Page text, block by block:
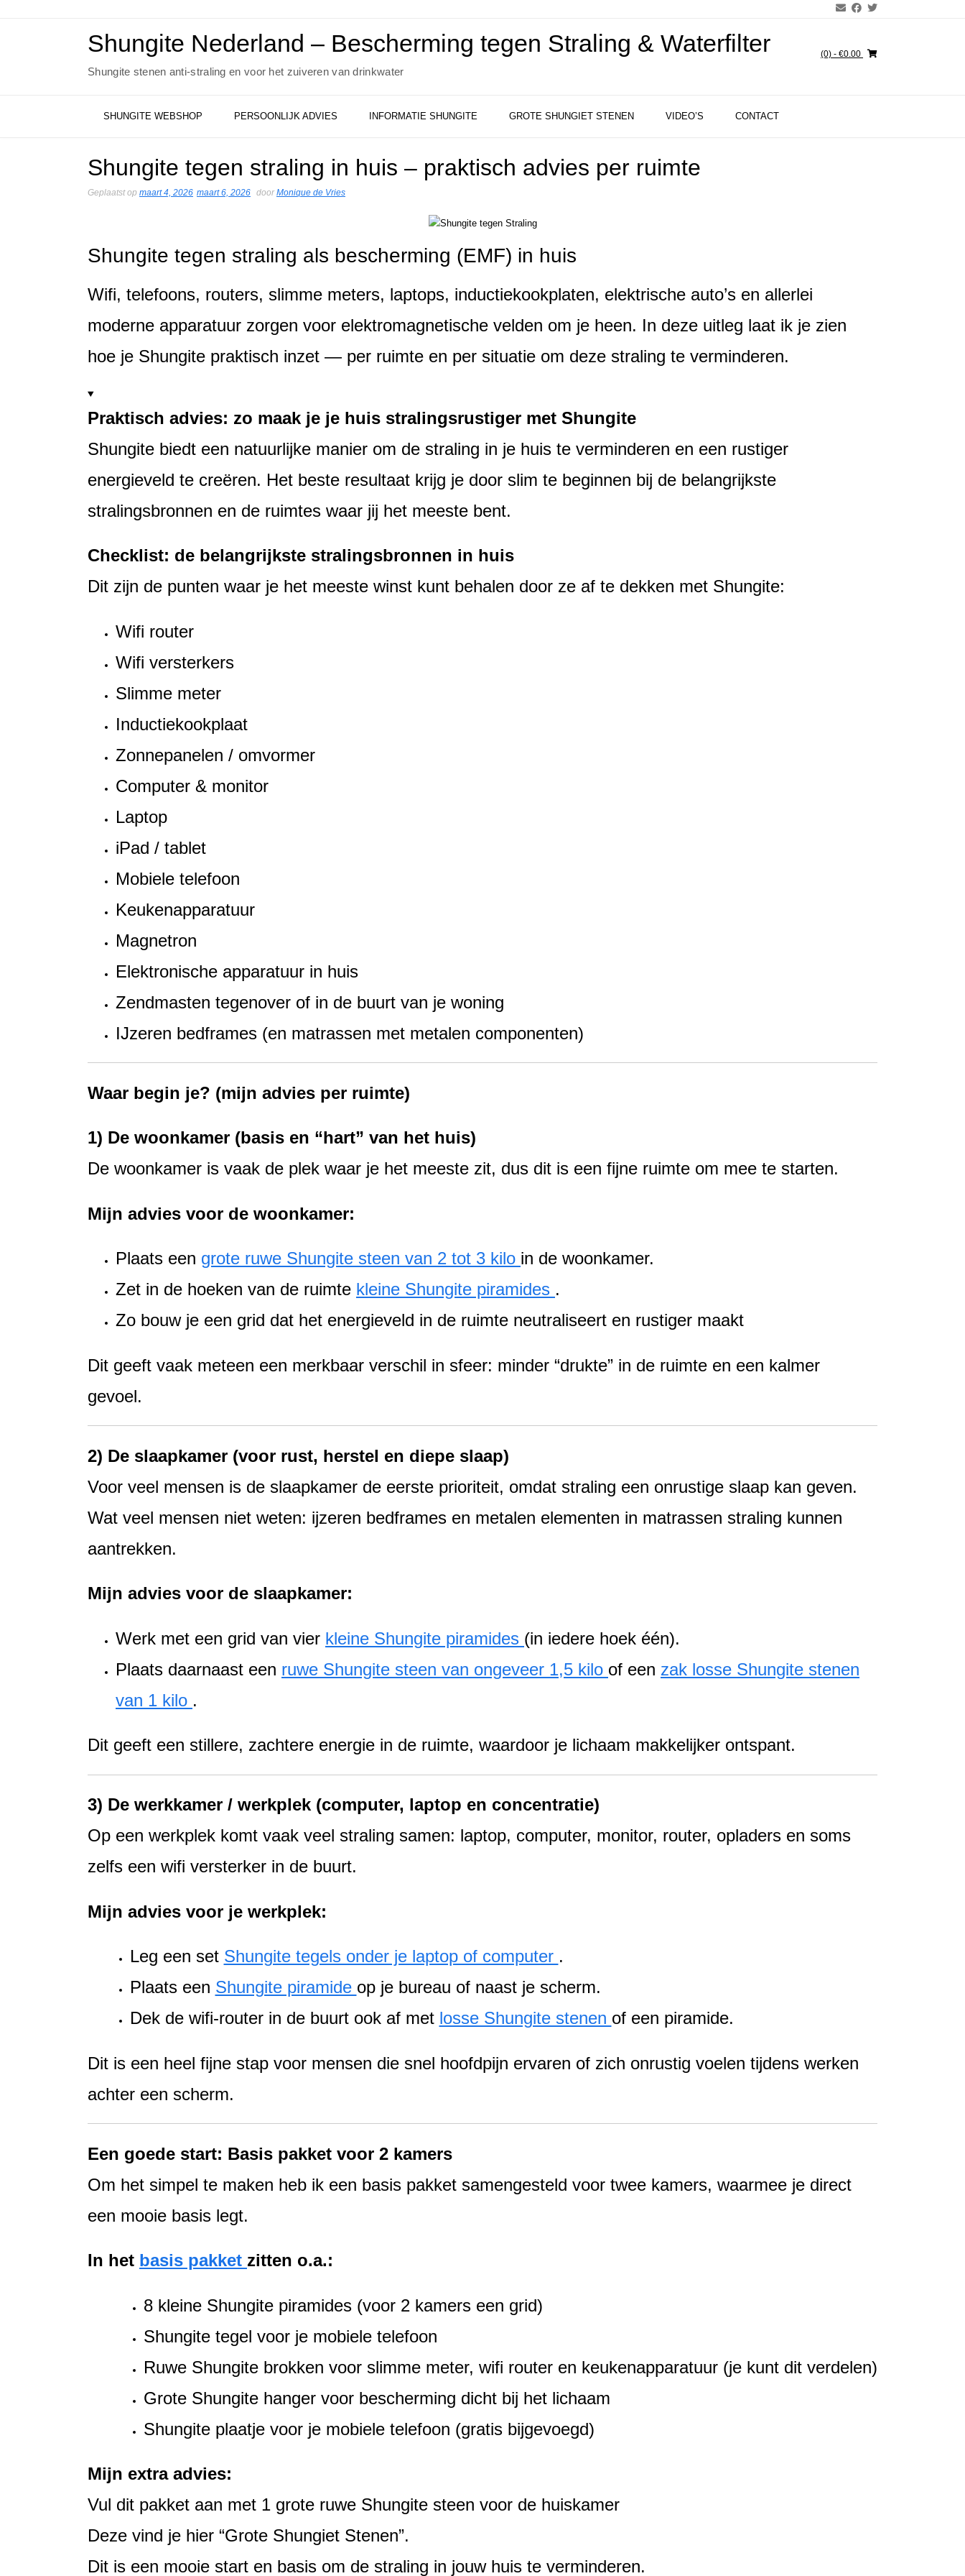
Shungite Nederland – Bescherming tegen Straling & Waterfilter
Shungite stenen anti-straling en voor het zuiveren van drinkwater
(0) - €0.00
SHUNGITE WEBSHOP PERSOONLIJK ADVIES INFORMATIE SHUNGITE GROTE SHUNGIET STENEN VIDEO’S CONTACT
Shungite tegen straling in huis – praktisch advies per ruimte
Geplaatst op maart 4, 2026 maart 6, 2026 door Monique de Vries
Shungite tegen straling als bescherming (EMF) in huis
Wifi, telefoons, routers, slimme meters, laptops, inductiekookplaten, elektrische auto’s en allerlei
moderne apparatuur zorgen voor elektromagnetische velden om je heen. In deze uitleg laat ik je zien
hoe je Shungite praktisch inzet — per ruimte en per situatie om deze straling te verminderen.
Praktisch advies: zo maak je je huis stralingsrustiger met Shungite
Shungite biedt een natuurlijke manier om de straling in je huis te verminderen en een rustiger
energieveld te creëren. Het beste resultaat krijg je door slim te beginnen bij de belangrijkste
stralingsbronnen en de ruimtes waar jij het meeste bent.
Checklist: de belangrijkste stralingsbronnen in huis
Dit zijn de punten waar je het meeste winst kunt behalen door ze af te dekken met Shungite:
Wifi router
Wifi versterkers
Slimme meter
Inductiekookplaat
Zonnepanelen / omvormer
Computer & monitor
Laptop
iPad / tablet
Mobiele telefoon
Keukenapparatuur
Magnetron
Elektronische apparatuur in huis
Zendmasten tegenover of in de buurt van je woning
IJzeren bedframes (en matrassen met metalen componenten)
Waar begin je? (mijn advies per ruimte)
1) De woonkamer (basis en “hart” van het huis)
De woonkamer is vaak de plek waar je het meeste zit, dus dit is een fijne ruimte om mee te starten.
Mijn advies voor de woonkamer:
Plaats een grote ruwe Shungite steen van 2 tot 3 kilo in de woonkamer.
Zet in de hoeken van de ruimte kleine Shungite piramides .
Zo bouw je een grid dat het energieveld in de ruimte neutraliseert en rustiger maakt
Dit geeft vaak meteen een merkbaar verschil in sfeer: minder “drukte” in de ruimte en een kalmer
gevoel.
2) De slaapkamer (voor rust, herstel en diepe slaap)
Voor veel mensen is de slaapkamer de eerste prioriteit, omdat straling een onrustige slaap kan geven.
Wat veel mensen niet weten: ijzeren bedframes en metalen elementen in matrassen straling kunnen
aantrekken.
Mijn advies voor de slaapkamer:
Werk met een grid van vier kleine Shungite piramides (in iedere hoek één).
Plaats daarnaast een ruwe Shungite steen van ongeveer 1,5 kilo of een zak losse Shungite stenen
van 1 kilo .
Dit geeft een stillere, zachtere energie in de ruimte, waardoor je lichaam makkelijker ontspant.
3) De werkkamer / werkplek (computer, laptop en concentratie)
Op een werkplek komt vaak veel straling samen: laptop, computer, monitor, router, opladers en soms
zelfs een wifi versterker in de buurt.
Mijn advies voor je werkplek:
Leg een set Shungite tegels onder je laptop of computer .
Plaats een Shungite piramide op je bureau of naast je scherm.
Dek de wifi-router in de buurt ook af met losse Shungite stenen of een piramide.
Dit is een heel fijne stap voor mensen die snel hoofdpijn ervaren of zich onrustig voelen tijdens werken
achter een scherm.
Een goede start: Basis pakket voor 2 kamers
Om het simpel te maken heb ik een basis pakket samengesteld voor twee kamers, waarmee je direct
een mooie basis legt.
In het basis pakket zitten o.a.:
8 kleine Shungite piramides (voor 2 kamers een grid)
Shungite tegel voor je mobiele telefoon
Ruwe Shungite brokken voor slimme meter, wifi router en keukenapparatuur (je kunt dit verdelen)
Grote Shungite hanger voor bescherming dicht bij het lichaam
Shungite plaatje voor je mobiele telefoon (gratis bijgevoegd)
Mijn extra advies:
Vul dit pakket aan met 1 grote ruwe Shungite steen voor de huiskamer
Deze vind je hier “Grote Shungiet Stenen”.
Dit is een mooie start en basis om de straling in jouw huis te verminderen.